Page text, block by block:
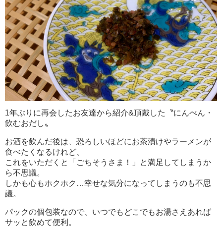
1年ぶりに再会したお友達から紹介&頂戴した〝にんべん・
飲むおだし〟
お酒を飲んだ後は、恐ろしいほどにお茶漬けやラーメンが
食べたくなるけれど、
これをいただくと「ごちそうさま！」と満足してしまうか
ら不思議。
しかも心もホクホク…幸せな気分になってしまうのも不思
議。
パックの個包装なので、いつでもどこでもお湯さえあれば
サッと飲めて便利。